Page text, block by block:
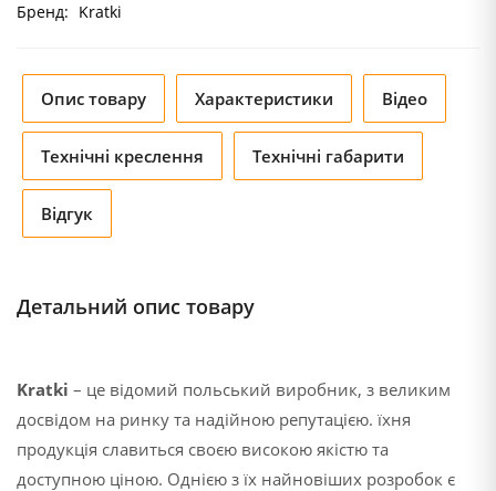
Бренд: Kratki
Опис товару Характеристики Відео
Технічні креслення Технічні габарити
Відгук
Детальний опис товару
Kratki – це відомий польський виробник, з великим
досвідом на ринку та надійною репутацією. їхня
продукція славиться своєю високою якістю та
доступною ціною. Однією з їх найновіших розробок є